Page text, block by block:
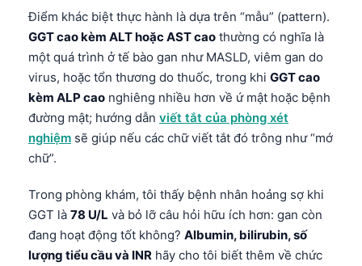
Điểm khác biệt thực hành là dựa trên “mẫu” (pattern).
GGT cao kèm ALT hoặc AST cao thường có nghĩa là
một quá trình ở tế bào gan như MASLD, viêm gan do
virus, hoặc tổn thương do thuốc, trong khi GGT cao
kèm ALP cao nghiêng nhiều hơn về ứ mật hoặc bệnh
đường mật; hướng dẫn viết tắt của phòng xét
nghiệm sẽ giúp nếu các chữ viết tắt đó trông như “mớ
chữ”.
Trong phòng khám, tôi thấy bệnh nhân hoảng sợ khi
GGT là 78 U/L và bỏ lỡ câu hỏi hữu ích hơn: gan còn
đang hoạt động tốt không? Albumin, bilirubin, số
lượng tiểu cầu và INR hãy cho tôi biết thêm về chức